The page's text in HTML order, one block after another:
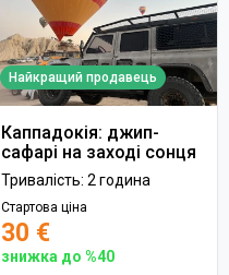
Найкращий продавець
Каппадокія: джип-
сафарі на заході сонця
Тривалість: 2 година
Стартова ціна
30 €
знижка до %40